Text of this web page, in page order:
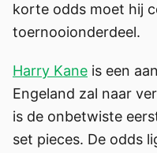
korte odds moet hij
toernooionderdeel.
Harry Kane is een
Engeland zal naar
is de onbetwiste
set pieces. De odds